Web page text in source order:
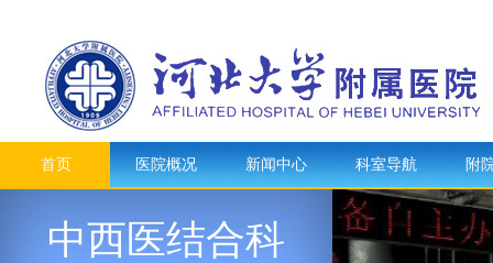
首页 医院概况 新闻中心 科室导航 附
中西医结合科